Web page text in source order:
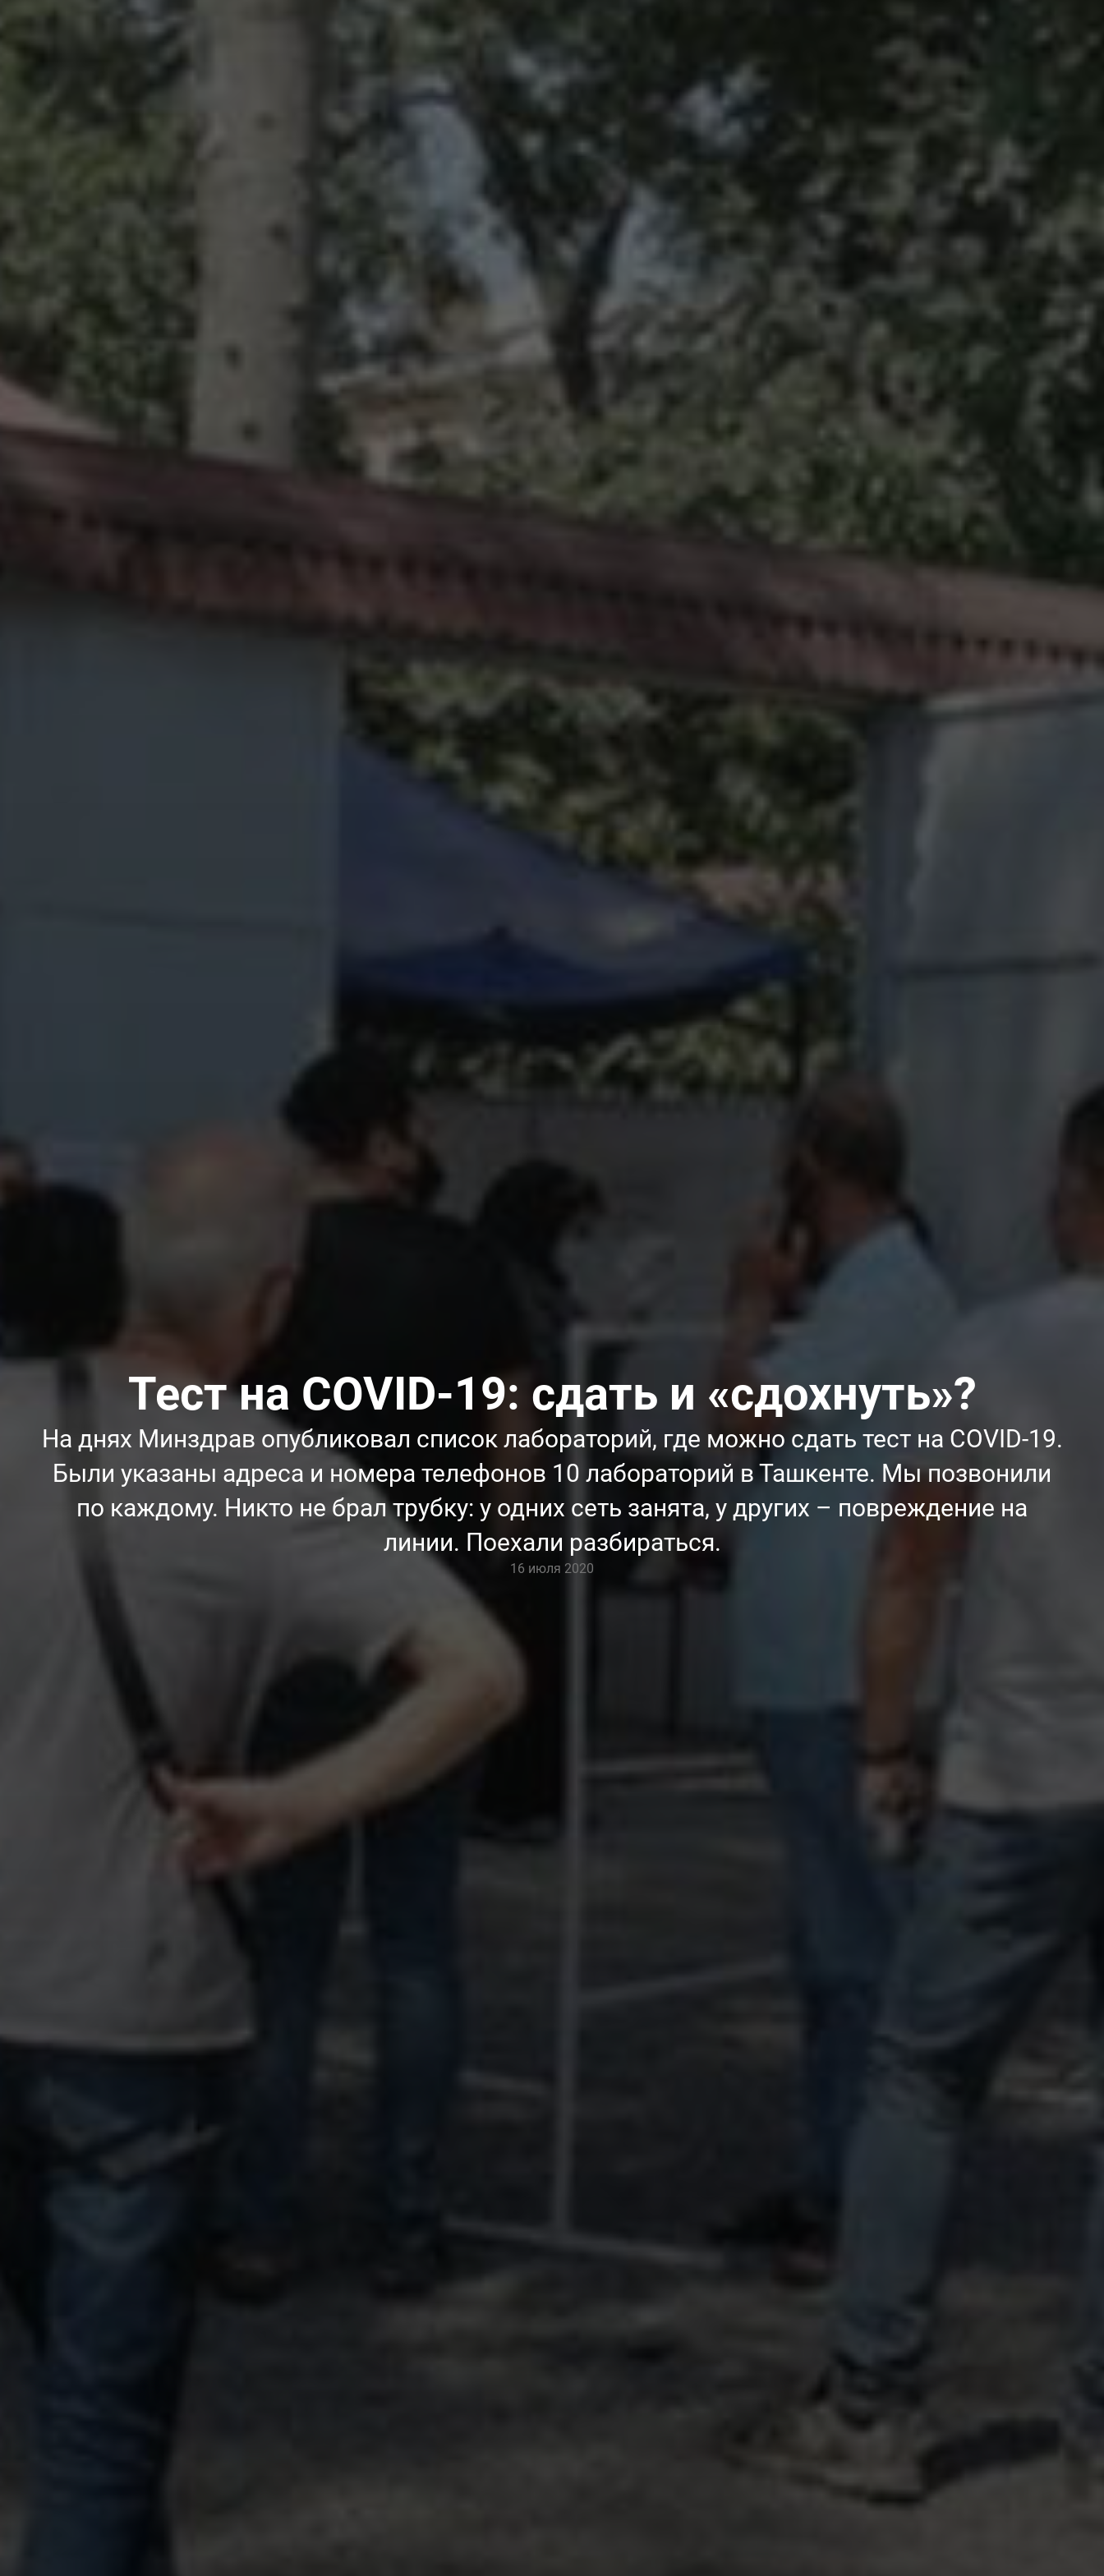
Тест на COVID-19: сдать и «сдохнуть»?
На днях Минздрав опубликовал список лабораторий, где можно сдать тест на COVID-19.
Были указаны адреса и номера телефонов 10 лабораторий в Ташкенте. Мы позвонили
по каждому. Никто не брал трубку: у одних сеть занята, у других – повреждение на
линии. Поехали разбираться.
16 июля 2020